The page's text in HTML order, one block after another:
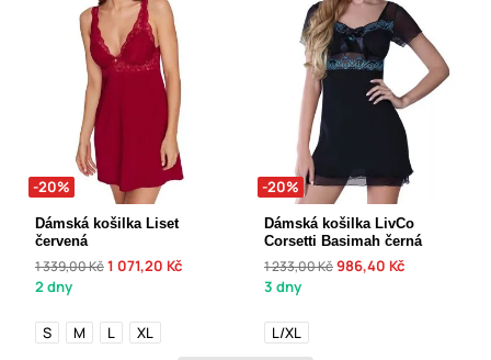
-20%
Dámská košilka Liset
červená
1 339,00 Kč1 071,20 Kč
2 dny
S M L XL
-20%
Dámská košilka LivCo
Corsetti Basimah černá
1 233,00 Kč986,40 Kč
3 dny
L/XL